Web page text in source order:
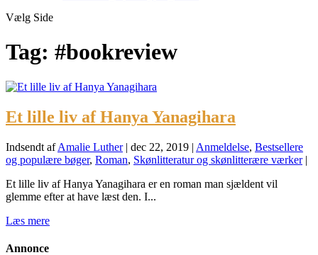
Vælg Side
Tag: #bookreview
Et lille liv af Hanya Yanagihara
Indsendt afAmalie Luther| dec 22, 2019 | Anmeldelse, Bestsellere
og populære bøger, Roman, Skønlitteratur og skønlitterære værker|
Et lille liv af Hanya Yanagihara er en roman man sjældent vil
glemme efter at have læst den. I...
Læs mere
Annonce